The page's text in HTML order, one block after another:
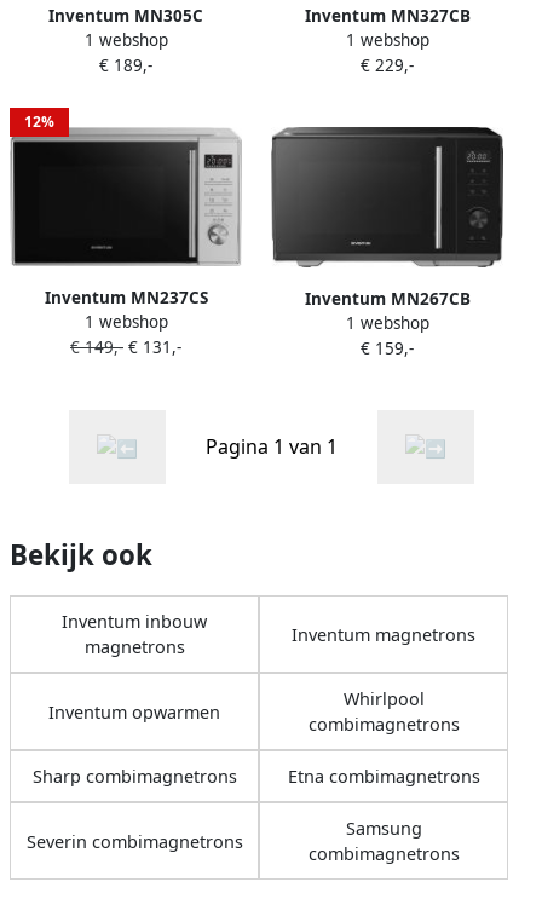
Inventum MN305C
Combimagnetron 30L 900W
Hetelucht- en grillfunctie 10
Ontdooifunctie Kinderslot
1 webshop
€ 189,-
Inventum MN327CB
Combimagnetron 32L
1000W Hetelucht- en
combistanden
Ontdooifunctie Zwart
1 webshop
€ 229,-
12%
Inventum MN237CS
Combimagnetron 23L 900W
Hetelucht- en grillfunctie 10
Zilver
1 webshop
€ 149,- € 131,-
Inventum MN267CB
Combimagnetron 26L 900W
Hetelucht- en grillfunctie 10
Zwart
1 webshop
€ 159,-
Pagina 1 van 1
Bekijk ook
Inventum inbouw
magnetrons
Inventum magnetrons
Inventum opwarmen
Whirlpool
combimagnetrons
Sharp combimagnetrons Etna combimagnetrons
Severin combimagnetrons
Samsung
combimagnetrons